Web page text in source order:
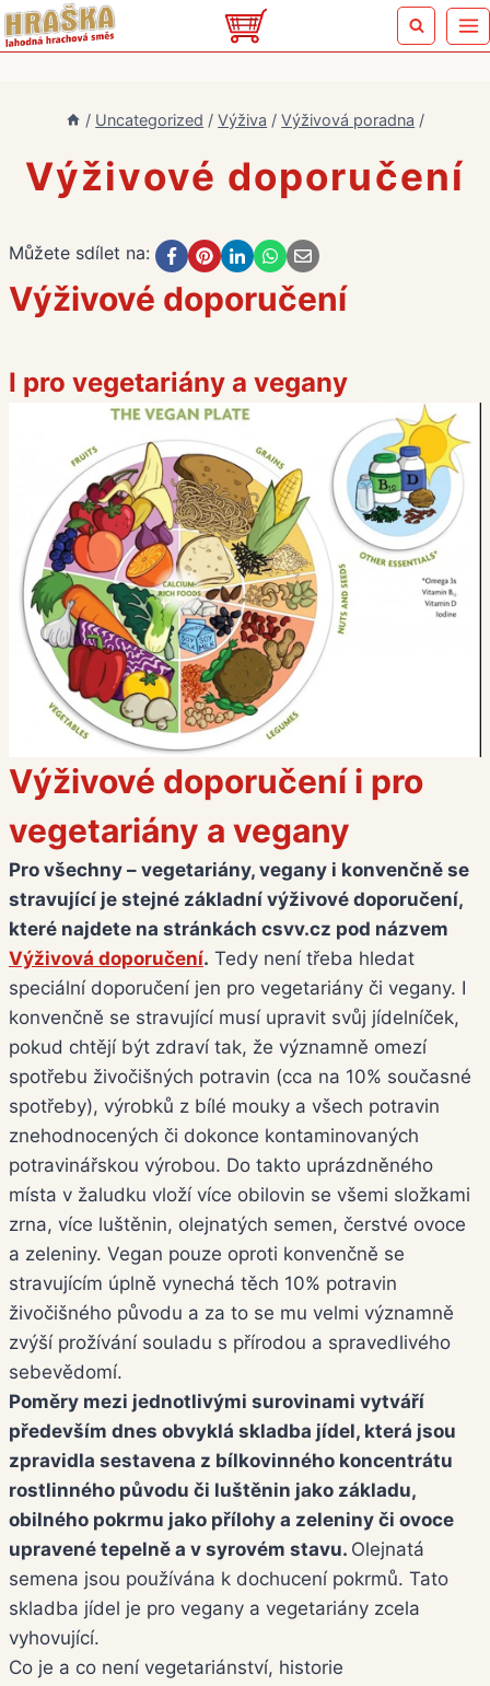
Přeskočit
na
/ Uncategorized / Výživa / Výživová poradna /
Výživové doporučení
Můžete sdílet na:
Výživové doporučení
I pro vegetariány a vegany
Výživové doporučení i pro
vegetariány a vegany
Pro všechny – vegetariány, vegany i konvenčně se
stravující je stejné základní výživové doporučení,
které najdete na stránkách csvv.cz pod názvem
Výživová doporučení. Tedy není třeba hledat
speciální doporučení jen pro vegetariány či vegany. I
konvenčně se stravující musí upravit svůj jídelníček,
pokud chtějí být zdraví tak, že významně omezí
spotřebu živočišných potravin (cca na 10% současné
spotřeby), výrobků z bílé mouky a všech potravin
znehodnocených či dokonce kontaminovaných
potravinářskou výrobou. Do takto uprázdněného
místa v žaludku vloží více obilovin se všemi složkami
zrna, více luštěnin, olejnatých semen, čerstvé ovoce
a zeleniny. Vegan pouze oproti konvenčně se
stravujícím úplně vynechá těch 10% potravin
živočišného původu a za to se mu velmi významně
zvýší prožívání souladu s přírodou a spravedlivého
sebevědomí.
Poměry mezi jednotlivými surovinami vytváří
především dnes obvyklá skladba jídel, která jsou
zpravidla sestavena z bílkovinného koncentrátu
rostlinného původu či luštěnin jako základu,
obilného pokrmu jako přílohy a zeleniny či ovoce
upravené tepelně a v syrovém stavu. Olejnatá
semena jsou používána k dochucení pokrmů. Tato
skladba jídel je pro vegany a vegetariány zcela
vyhovující.
Co je a co není vegetariánství, historie